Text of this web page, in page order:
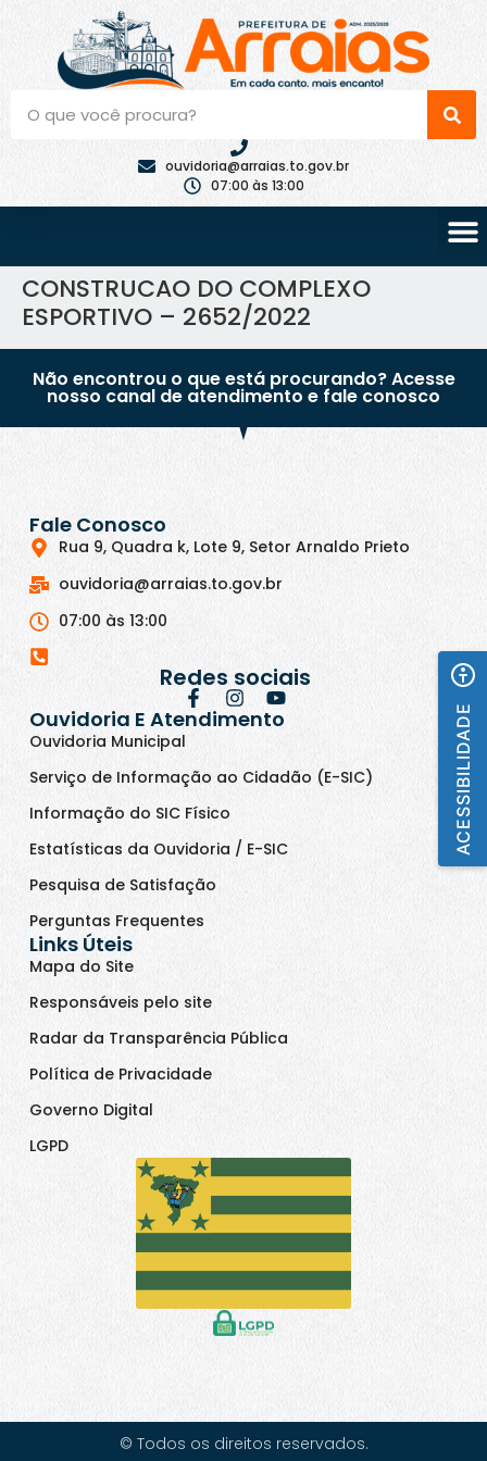
ouvidoria@arraias.to.gov.br
07:00 às 13:00
CONSTRUCAO DO COMPLEXO
ESPORTIVO – 2652/2022
Não encontrou o que está procurando? Acesse
nosso canal de atendimento e fale conosco
Fale Conosco
Rua 9, Quadra k, Lote 9, Setor Arnaldo Prieto
ouvidoria@arraias.to.gov.br
07:00 às 13:00
Redes sociais
Ouvidoria E Atendimento
Ouvidoria Municipal
Serviço de Informação ao Cidadão (E-SIC)
Informação do SIC Físico
Estatísticas da Ouvidoria / E-SIC
Pesquisa de Satisfação
Perguntas Frequentes
Links Úteis
Mapa do Site
Responsáveis pelo site
Radar da Transparência Pública
Política de Privacidade
Governo Digital
LGPD
© Todos os direitos reservados.
ACESSIBILIDADE